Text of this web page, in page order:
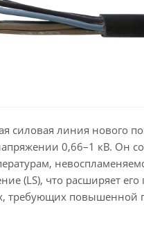
силовая линия нового
0,66–1 кВ. Он
(LS), что расширяет
требующих повышенной